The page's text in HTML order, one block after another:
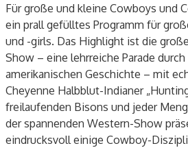
Für große und kleine Cowboys und
ein prall gefülltes Programm für
und -girls. Das Highlight ist die
Show – eine lehrreiche Parade
amerikanischen Geschichte – mit
Cheyenne Halbblut-Indianer
freilaufenden Bisons und jeder
der spannenden Western-Show
eindrucksvoll einige Cowboy-